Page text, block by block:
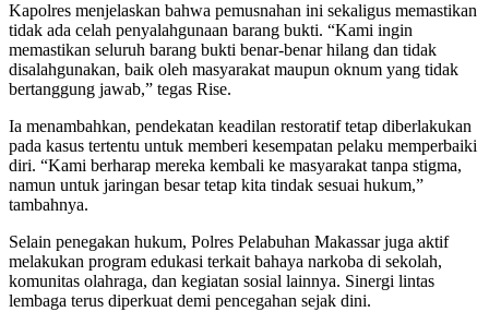
Kapolres menjelaskan bahwa pemusnahan ini sekaligus memastikan
tidak ada celah penyalahgunaan barang bukti. “Kami ingin
memastikan seluruh barang bukti benar-benar hilang dan tidak
disalahgunakan, baik oleh masyarakat maupun oknum yang tidak
bertanggung jawab,” tegas Rise.
Ia menambahkan, pendekatan keadilan restoratif tetap diberlakukan
pada kasus tertentu untuk memberi kesempatan pelaku memperbaiki
diri. “Kami berharap mereka kembali ke masyarakat tanpa stigma,
namun untuk jaringan besar tetap kita tindak sesuai hukum,”
tambahnya.
Selain penegakan hukum, Polres Pelabuhan Makassar juga aktif
melakukan program edukasi terkait bahaya narkoba di sekolah,
komunitas olahraga, dan kegiatan sosial lainnya. Sinergi lintas
lembaga terus diperkuat demi pencegahan sejak dini.